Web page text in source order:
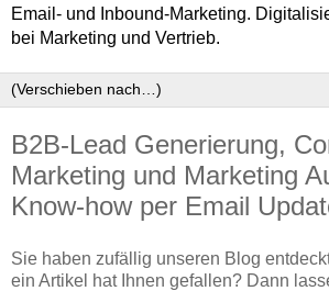
Email- und Inbound-Marketing.
bei Marketing und Vertrieb.
B2B-Lead Generierung,
Marketing und Marketing
Know-how per Email
Sie haben zufällig unseren Blog
ein Artikel hat Ihnen gefallen? Dann